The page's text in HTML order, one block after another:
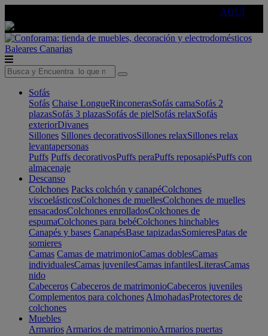
AQUÍ
Baleares Canarias
Sofás
Sofás Chaise LongueRinconerasSofás camaSofás 2
plazasSofás 3 plazasSofás de pielSofás relaxSofás
exteriorDivanes
Sillones Sillones decorativosSillones relaxSillones relax
levantapersonas
Puffs Puffs decorativosPuffs peraPuffs reposapiésPuffs con
almacenaje
Descanso
Colchones Packs colchón y canapéColchones
viscoelásticosColchones de muellesColchones de muelles
ensacadosColchones enrolladosColchones de
espumaColchones para bebéColchones hinchables
Canapés y bases CanapésBase tapizadasSomieresPatas de
somieres
Camas Camas de matrimonioCamas doblesCamas
individualesCamas juvenilesCamas infantilesLiterasCamas
nido
Cabeceros Cabeceros de matrimonioCabeceros juveniles
Complementos para colchones AlmohadasProtectores de
colchones
Muebles
Armarios Armarios de matrimonioArmarios puertas